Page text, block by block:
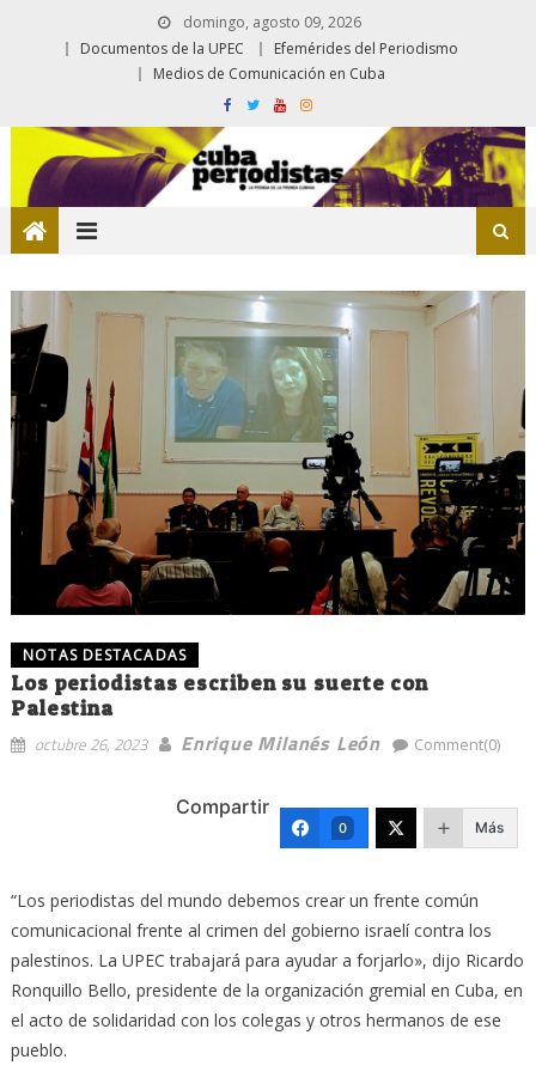
domingo, agosto 09, 2026
Documentos de la UPEC
Efemérides del Periodismo
Medios de Comunicación en Cuba
NOTAS DESTACADAS
Los periodistas escriben su suerte con
Palestina
octubre 26, 2023 Enrique Milanés León Comment(0)
Compartir
0 Más
“Los periodistas del mundo debemos crear un frente común
comunicacional frente al crimen del gobierno israelí contra los
palestinos. La UPEC trabajará para ayudar a forjarlo», dijo Ricardo
Ronquillo Bello, presidente de la organización gremial en Cuba, en
el acto de solidaridad con los colegas y otros hermanos de ese
pueblo.